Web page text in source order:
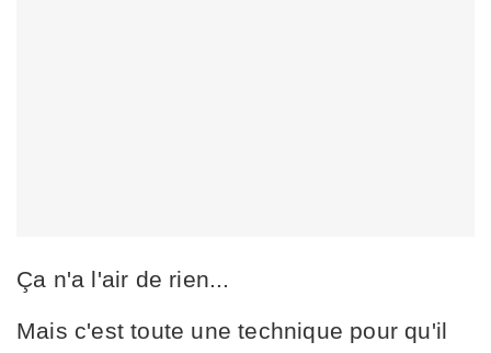
Ça n'a l'air de rien...
Mais c'est toute une technique pour qu'il